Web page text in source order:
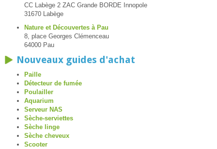
CC Labège 2 ZAC Grande BORDE Innopole
31670 Labège
Nature et Découvertes à Pau
8, place Georges Clémenceau
64000 Pau
Nouveaux guides d'achat
Paille
Détecteur de fumée
Poulailler
Aquarium
Serveur NAS
Sèche-serviettes
Sèche linge
Sèche cheveux
Scooter